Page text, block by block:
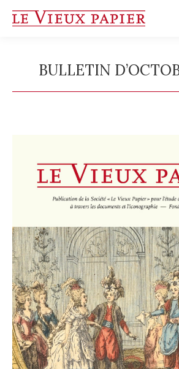
BULLETIN
Vous